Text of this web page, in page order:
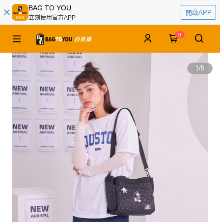
BAG TO YOU
立刻使用官方APP
開啟APP
0
1/5